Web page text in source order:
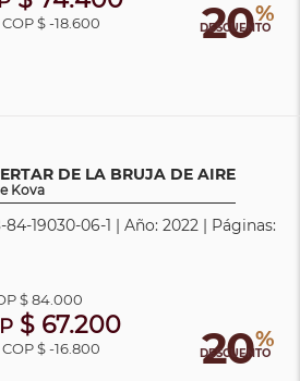
20%
DESCUENTO
COP $ -18.600
DE LA BRUJA DE AIRE
Kova
84-19030-06-1 | Año: 2022 | Páginas:
20%
DESCUENTO
$ 84.000
$ 67.200
COP $ -16.800